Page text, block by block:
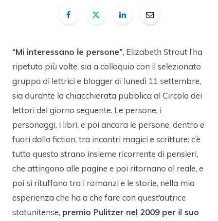
“Mi interessano le persone”, Elizabeth Strout l’ha
ripetuto più volte, sia a colloquio con il selezionato
gruppo di lettrici e blogger di lunedì 11 settembre,
sia durante la chiacchierata pubblica al Circolo dei
lettori del giorno seguente. Le persone, i
personaggi, i libri, e poi ancora le persone, dentro e
fuori dalla fiction, tra incontri magici e scritture: c’è
tutto questo strano insieme ricorrente di pensieri,
che attingono alle pagine e poi ritornano al reale, e
poi si rituffano tra i romanzi e le storie, nella mia
esperienza che ha a che fare con quest’autrice
statunitense, premio Pulitzer nel 2009 per il suo